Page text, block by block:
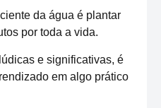
da água é plantar
por toda a vida.
e significativas, é
em algo prático